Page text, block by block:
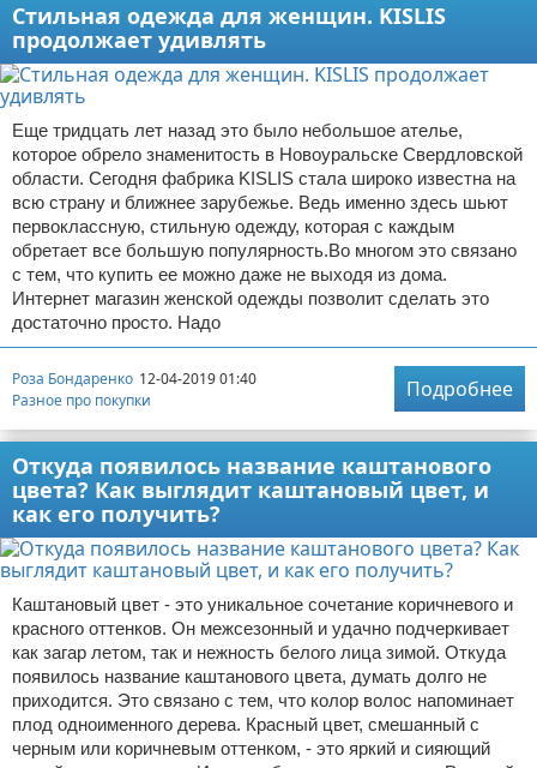
Стильная одежда для женщин. KISLIS
продолжает удивлять
Еще тридцать лет назад это было небольшое ателье,
которое обрело знаменитость в Новоуральске Свердловской
области. Сегодня фабрика KISLIS стала широко известна на
всю страну и ближнее зарубежье. Ведь именно здесь шьют
первоклассную, стильную одежду, которая с каждым
обретает все большую популярность.Во многом это связано
с тем, что купить ее можно даже не выходя из дома.
Интернет магазин женской одежды позволит сделать это
достаточно просто. Надо
Роза Бондаренко 12-04-2019 01:40
Разное про покупки
Подробнее
Откуда появилось название каштанового
цвета? Как выглядит каштановый цвет, и
как его получить?
Каштановый цвет - это уникальное сочетание коричневого и
красного оттенков. Он межсезонный и удачно подчеркивает
как загар летом, так и нежность белого лица зимой. Откуда
появилось название каштанового цвета, думать долго не
приходится. Это связано с тем, что колор волос напоминает
плод одноименного дерева. Красный цвет, смешанный с
черным или коричневым оттенком, - это яркий и сияющий